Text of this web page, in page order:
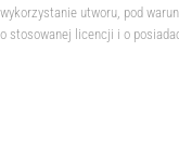
wykorzystanie utworu, pod
o stosowanej licencji i o